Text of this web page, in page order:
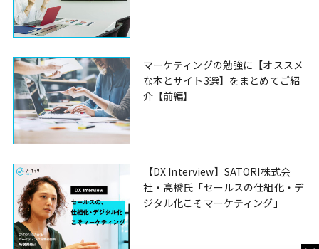
マーケティングの勉強に【オススメ
な本とサイト3選】をまとめてご紹
介【前編】
【DX Interview】SATORI株式会
社・高橋氏「セールスの仕組化・デ
ジタル化こそマーケティング」